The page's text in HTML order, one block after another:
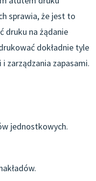
sprawia, że jest to
druku na żądanie
dokładnie tyle
zarządzania zapasami.
jednostkowych.